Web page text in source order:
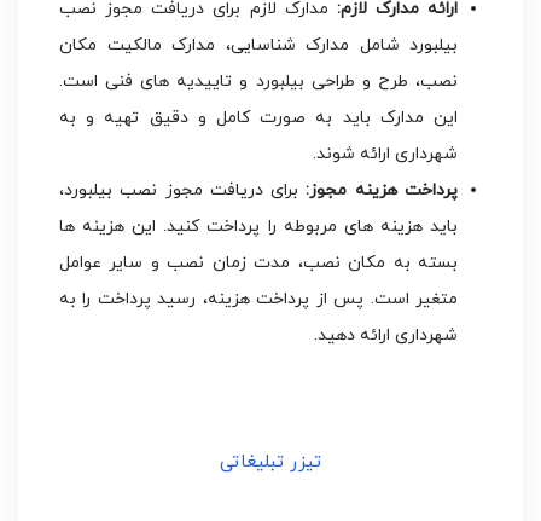
ارائه مدارک لازم: مدارک لازم برای دریافت مجوز نصب
بیلبورد شامل مدارک شناسایی، مدارک مالکیت مکان
نصب، طرح و طراحی بیلبورد و تاییدیه های فنی است.
این مدارک باید به صورت کامل و دقیق تهیه و به
شهرداری ارائه شوند.
پرداخت هزینه مجوز: برای دریافت مجوز نصب بیلبورد،
باید هزینه های مربوطه را پرداخت کنید. این هزینه ها
بسته به مکان نصب، مدت زمان نصب و سایر عوامل
متغیر است. پس از پرداخت هزینه، رسید پرداخت را به
شهرداری ارائه دهید.
تیزر تبلیغاتی